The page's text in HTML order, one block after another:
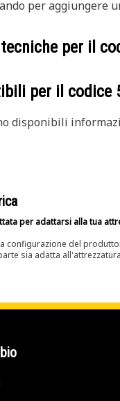
per aggiungere
per il
per il codice
disponibili
per adattarsi alla tua
configurazione del
sia adatta